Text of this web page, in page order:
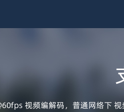
视频编解码，普通网络下